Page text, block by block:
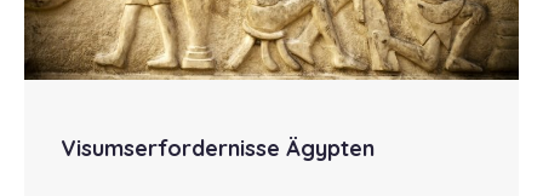
Visumserfordernisse Ägypten